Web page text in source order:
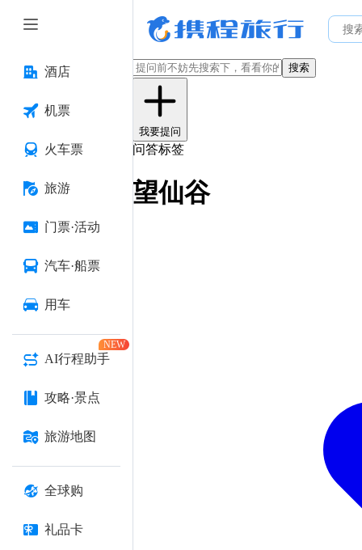
酒店
机票
火车票
旅游
门票·活动
汽车·船票
用车
AI行程助手
NEW
攻略·景点
旅游地图
全球购
礼品卡
搜索
我要提问
问答标签
望仙谷